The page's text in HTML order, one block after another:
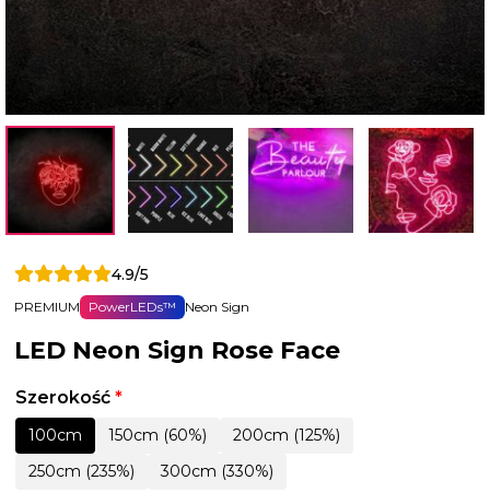
4.9/5
PREMIUM PowerLEDs™ Neon Sign
LED Neon Sign Rose Face
Szerokość *
100cm 150cm (60%)
200cm (125%)
250cm (235%)
300cm (330%)